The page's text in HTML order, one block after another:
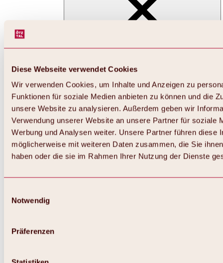
Diese Webseite verwendet Cookies
Wir verwenden Cookies, um Inhalte und Anzeigen zu
Funktionen für soziale Medien anbieten zu können und die
unsere Website zu analysieren. Außerdem geben wir
Verwendung unserer Website an unsere Partner für soziale
Werbung und Analysen weiter. Unsere Partner führen diese
möglicherweise mit weiteren Daten zusammen, die Sie
haben oder die sie im Rahmen Ihrer Nutzung der Dienste
Notwendig
Präferenzen